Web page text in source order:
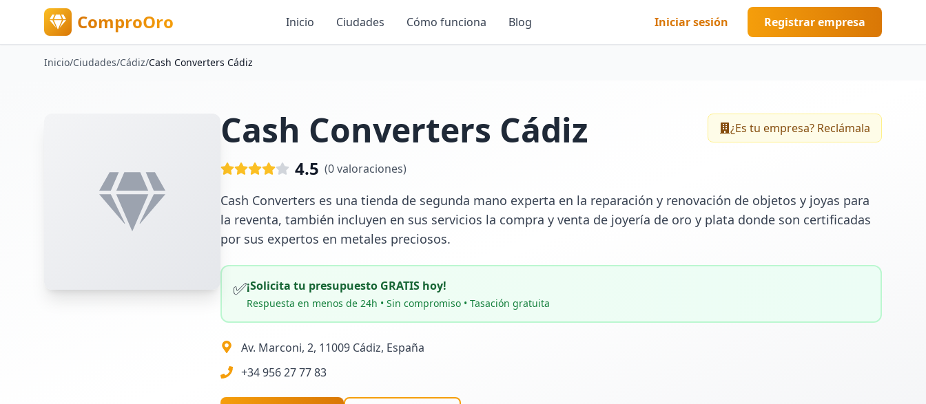
ComproOro Inicio Ciudades Cómo funciona Blog Iniciar sesión Registrar empresa
Inicio/Ciudades/Cádiz/Cash Converters Cádiz
Cash Converters Cádiz ¿Es tu empresa? Reclámala
4.5 (0valoraciones)
Cash Converters es una tienda de segunda mano experta en la reparación y renovación de objetos y joyas para
la reventa, también incluyen en sus servicios la compra y venta de joyería de oro y plata donde son certificadas
por sus expertos en metales preciosos.
✅¡Solicita tu presupuesto GRATIS hoy!
Respuesta en menos de 24h • Sin compromiso • Tasación gratuita
Av. Marconi, 2, 11009 Cádiz, España
+34 956 27 77 83